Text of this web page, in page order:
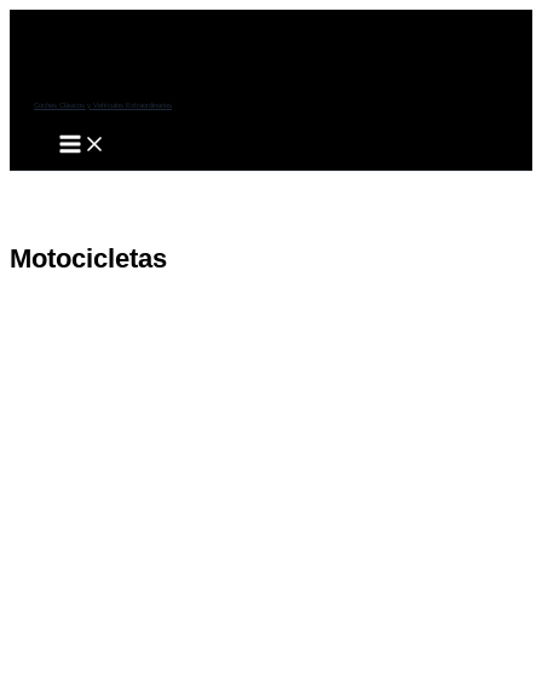
Coches Clásicos y Vehículos Extraordinarios
Main
Menu
Motocicletas